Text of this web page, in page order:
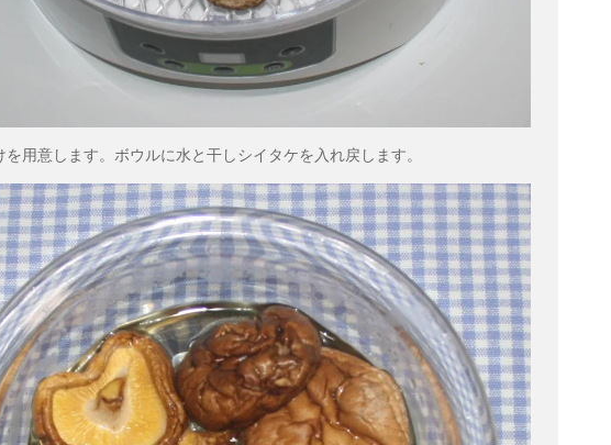
を用意します。ボウルに水と干しシイタケを入れ戻します。